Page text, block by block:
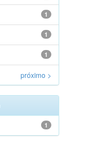
1
1
1
próximo >
1